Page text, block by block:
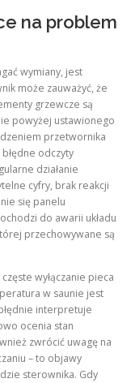
na problem
wymiany, jest
może zauważyć, że
grzewcze są
powyżej ustawionego
przetwornika
odczyty
działanie
cyfry, brak reakcji
się panelu
do awarii układu
przechowywane są
wyłączanie pieca
w saunie jest
interpretuje
ocenia stan
zwrócić uwagę na
– to objawy
sterownika. Gdy